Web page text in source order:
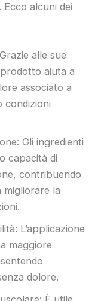
alcuni dei
alle sue
aiuta a
associato a
condizioni
Gli ingredienti
capacità di
contribuendo
migliorare la
L’applicazione
maggiore
dolore.